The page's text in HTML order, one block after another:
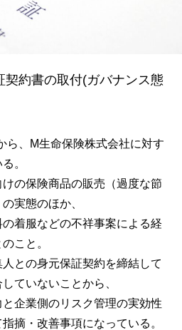
正
す
用
補充原則を採択でき
契約書の取付(ガバナンス態
ら、M生命保険株式会社に対す
。
の保険商品の販売（過度な節
実態のほか、
着服などの不祥事案による経
こと。
との身元保証契約を締結して
ていないことから、
企業側のリスク管理の実効性
摘・改善事項になっている。